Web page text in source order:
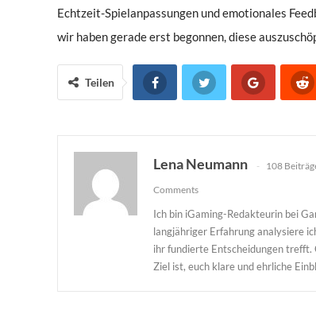
Echtzeit-Spielanpassungen und emotionales
wir haben gerade erst begonnen, diese
Teilen
Lena Neumann 108
Comments
Ich bin iGaming-Redakteurin bei
langjähriger Erfahrung analysiere
ihr fundierte Entscheidungen
Ziel ist, euch klare und ehrliche